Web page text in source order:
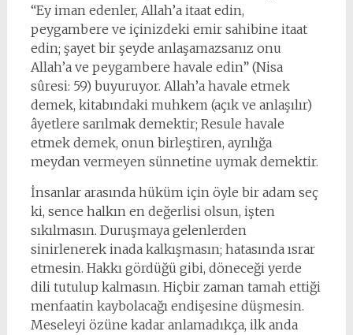
“Ey iman edenler, Allah’a itaat edin,
peygambere ve içinizdeki emir sahibine itaat
edin; şayet bir şeyde anlaşamazsanız onu
Allah’a ve peygambere havale edin” (Nisa
sûresi: 59) buyuruyor. Allah’a havale etmek
demek, kitabındaki muhkem (açık ve anlaşılır)
âyetlere sarılmak demektir; Resule havale
etmek demek, onun birleştiren, ayrılığa
meydan vermeyen sünnetine uymak demektir.
İnsanlar arasında hüküm için öyle bir adam seç
ki, sence halkın en değerlisi olsun, işten
sıkılmasın. Duruşmaya gelenlerden
sinirlenerek inada kalkışmasın; hatasında ısrar
etmesin. Hakkı gördüğü gibi, döneceği yerde
dili tutulup kalmasın. Hiçbir zaman tamah ettiği
menfaatin kaybolacağı endişesine düşmesin.
Meseleyi özüne kadar anlamadıkça, ilk anda